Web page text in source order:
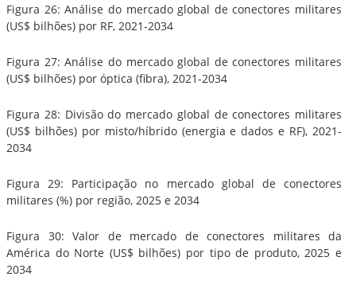
Figura 26: Análise do mercado global de conectores militares
(US$ bilhões) por RF, 2021-2034
Figura 27: Análise do mercado global de conectores militares
(US$ bilhões) por óptica (fibra), 2021-2034
Figura 28: Divisão do mercado global de conectores militares
(US$ bilhões) por misto/híbrido (energia e dados e RF), 2021-
2034
Figura 29: Participação no mercado global de conectores
militares (%) por região, 2025 e 2034
Figura 30: Valor de mercado de conectores militares da
América do Norte (US$ bilhões) por tipo de produto, 2025 e
2034